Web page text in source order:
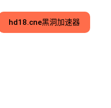
hd18.cne黑洞加速器